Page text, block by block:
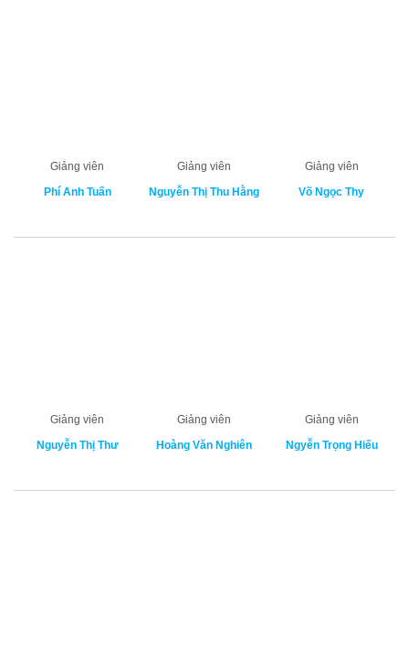
Giảng viên
Phí Anh Tuấn
Giảng viên
Nguyễn Thị Thu Hằng
Giảng viên
Võ Ngọc Thy
Giảng viên
Nguyễn Thị Thư
Giảng viên
Hoàng Văn Nghiên
Giảng viên
Ngyễn Trọng Hiếu